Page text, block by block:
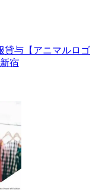
貸与【アニマルロゴ
宿